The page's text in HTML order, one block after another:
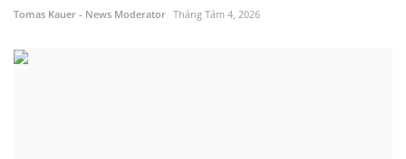
Tomas Kauer - News Moderator Tháng Tám 4, 2026